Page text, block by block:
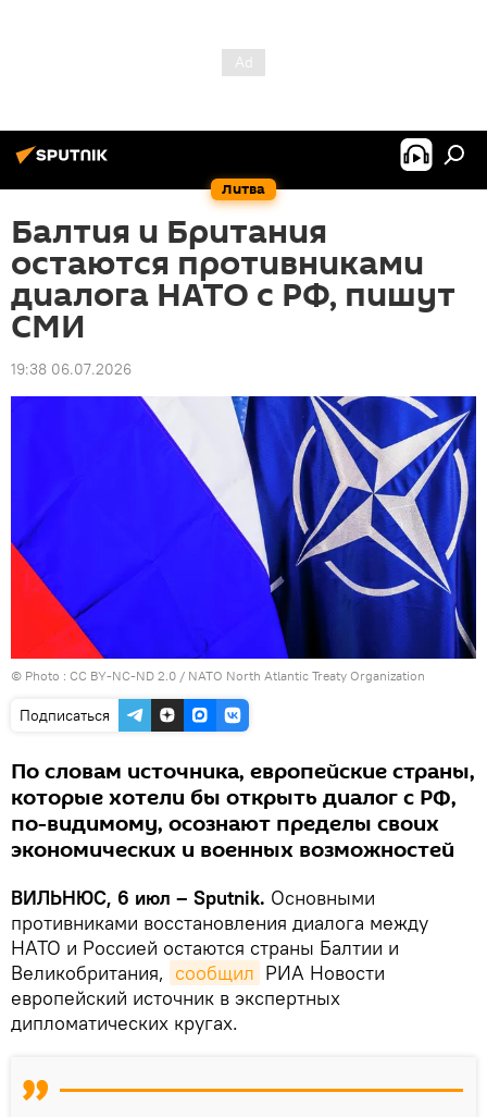
Литва
Балтия и Британия
остаются противниками
диалога НАТО с РФ, пишут
СМИ
19:38 06.07.2026
© Photo : CC BY-NC-ND 2.0 / NATO North Atlantic Treaty Organization
Подписаться
По словам источника, европейские страны,
которые хотели бы открыть диалог с РФ,
по-видимому, осознают пределы своих
экономических и военных возможностей
ВИЛЬНЮС, 6 июл – Sputnik. Основными
противниками восстановления диалога между
НАТО и Россией остаются страны Балтии и
Великобритания, сообщил РИА Новости
европейский источник в экспертных
дипломатических кругах.